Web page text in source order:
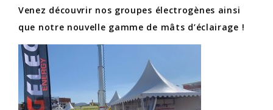
Venez découvrir nos groupes électrogènes ainsi
que notre nouvelle gamme de mâts d’éclairage !